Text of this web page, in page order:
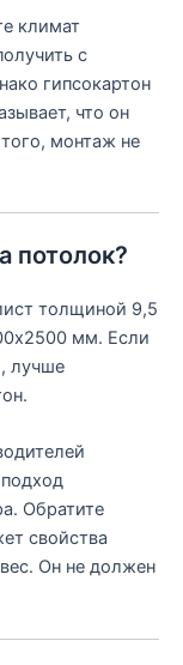
климат
с
гипсокартон
что он
монтаж не
потолок?
толщиной 9,5
мм. Если
лучше
Обратите
свойства
Он не должен